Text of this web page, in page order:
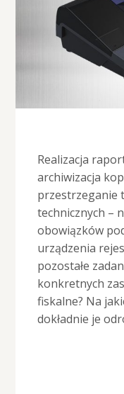
Realizacja
archiwizacja
przestrzeganie
technicznych –
obowiązków
urządzenia
pozostałe
konkretnych
fiskalne? Na
dokładnie je